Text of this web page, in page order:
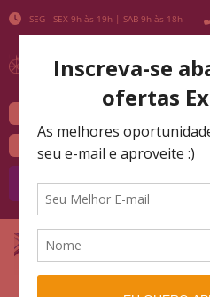
SEG - SEX 9h às 19h | SAB 9h às 18h
Buscar